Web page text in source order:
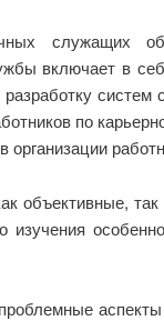
служащих
включает в
по
объективные,